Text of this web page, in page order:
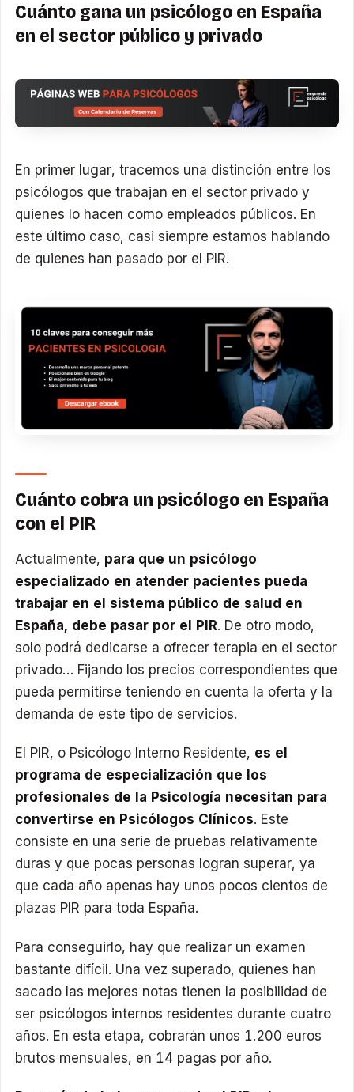
Cuánto gana un psicólogo en España
en el sector público y privado
En primer lugar, tracemos una distinción entre los
psicólogos que trabajan en el sector privado y
quienes lo hacen como empleados públicos. En
este último caso, casi siempre estamos hablando
de quienes han pasado por el PIR.
Cuánto cobra un psicólogo en España
con el PIR
Actualmente, para que un psicólogo
especializado en atender pacientes pueda
trabajar en el sistema público de salud en
España, debe pasar por el PIR. De otro modo,
solo podrá dedicarse a ofrecer terapia en el sector
privado… Fijando los precios correspondientes que
pueda permitirse teniendo en cuenta la oferta y la
demanda de este tipo de servicios.
El PIR, o Psicólogo Interno Residente, es el
programa de especialización que los
profesionales de la Psicología necesitan para
convertirse en Psicólogos Clínicos. Este
consiste en una serie de pruebas relativamente
duras y que pocas personas logran superar, ya
que cada año apenas hay unos pocos cientos de
plazas PIR para toda España.
Para conseguirlo, hay que realizar un examen
bastante difícil. Una vez superado, quienes han
sacado las mejores notas tienen la posibilidad de
ser psicólogos internos residentes durante cuatro
años. En esta etapa, cobrarán unos 1.200 euros
brutos mensuales, en 14 pagas por año.